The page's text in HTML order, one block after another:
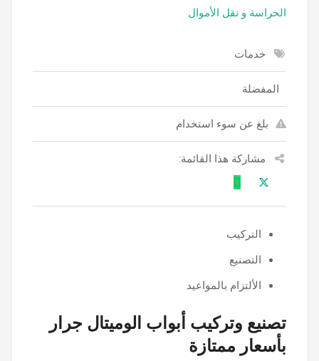
الحراسة و نقل الأموال
خدمات
المفضلة
بلغ عن سوء استخدام
مشاركة هذا القائمة:
التركيب
التصنيع
الألتزام بالمواعيد
تصنيع وتركيب أبواب الوميتال جرار
بأسعار ممتازة